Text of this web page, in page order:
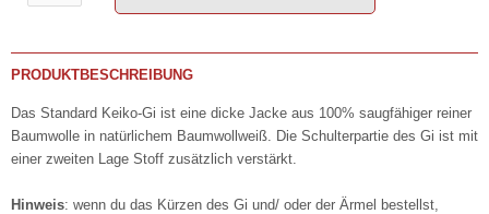
PRODUKTBESCHREIBUNG
Das Standard Keiko-Gi ist eine dicke Jacke aus 100% saugfähiger reiner
Baumwolle in natürlichem Baumwollweiß. Die Schulterpartie des Gi ist mit
einer zweiten Lage Stoff zusätzlich verstärkt.
Hinweis: wenn du das Kürzen des Gi und/ oder der Ärmel bestellst,